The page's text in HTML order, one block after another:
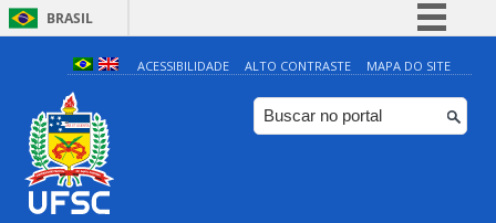
BRASIL
Simplifique!
Comunica BR
Participe
ACESSIBILIDADE ALTO CONTRASTE MAPA DO SITE